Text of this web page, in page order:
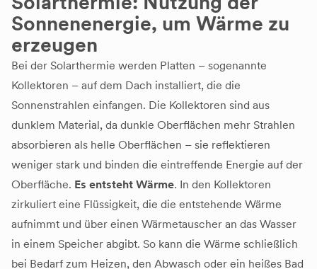
Sonnenenergie, um Wärme zu
erzeugen
Bei der Solarthermie werden Platten – sogenannte
Kollektoren – auf dem Dach installiert, die die
Sonnenstrahlen einfangen. Die Kollektoren sind aus
dunklem Material, da dunkle Oberflächen mehr Strahlen
absorbieren als helle Oberflächen – sie reflektieren
weniger stark und binden die eintreffende Energie auf der
Oberfläche. Es entsteht Wärme. In den Kollektoren
zirkuliert eine Flüssigkeit, die die entstehende Wärme
aufnimmt und über einen Wärmetauscher an das Wasser
in einem Speicher abgibt. So kann die Wärme schließlich
bei Bedarf zum Heizen, den Abwasch oder ein heißes Bad